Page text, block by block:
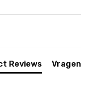
Reviews Vragen